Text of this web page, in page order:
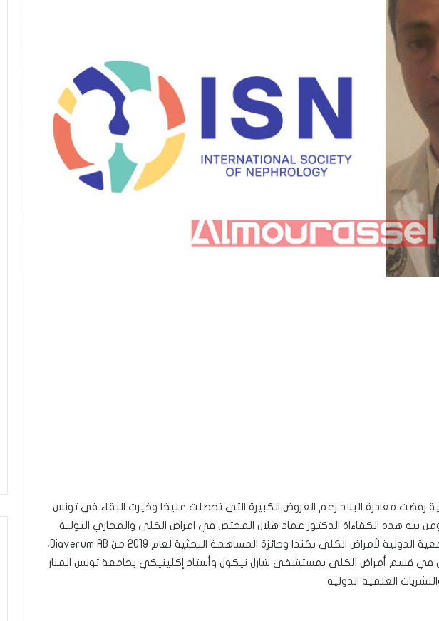
رفضت مغادرة البلاد رغم العروض الكبيرة التي تحصلت عليخا وخيرت البقاء في تونس
بيه هذه الكفاءاة الدكتور عماد هلال المختص في امراض الكلى والمجاري البولية
والمتحصل على جائزة الجمعية الدولية لأمراض الكلى بكندا وجائزة المساهمة البحثية لعام 2019 من Diaverum AB،
في قسم أمراض الكلى بمستشفى شارل نيكول وأستاذ إكلينيكي بجامعة تونس المنار
العلمية الدولية